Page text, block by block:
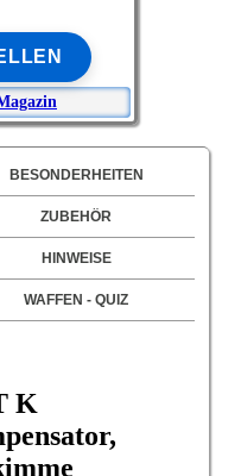
BESONDERHEITEN
ZUBEHÖR
HINWEISE
WAFFEN - QUIZ
K